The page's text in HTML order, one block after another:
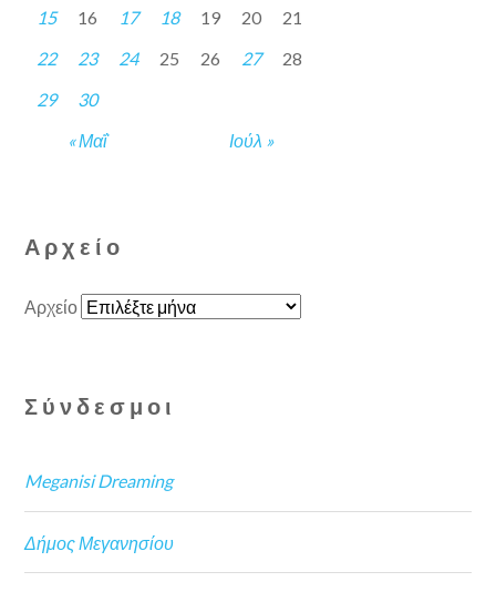
« Μαΐ Ιούλ »
15
16 17 18 19 20
21
22
23 24 25 26 27
28
29
30
Αρχείο
Αρχείο
Σύνδεσμοι
Meganisi Dreaming
Δήμος Μεγανησίου